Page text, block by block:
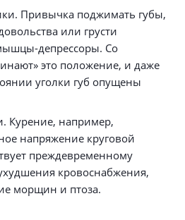
Привычка поджимать губы,
или грусти
депрессоры. Со
это положение, и даже
уголки губ опущены
Курение, например,
напряжение круговой
преждевременному
кровоснабжения,
морщин и птоза.